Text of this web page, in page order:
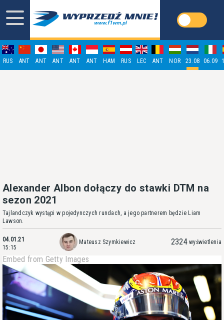
RUS ANT ANT ANT ANT ANT HAM RUS LEC ANT NOR 23.08 06.09
Alexander Albon dołączy do stawki DTM na
sezon 2021
Tajlandczyk wystąpi w pojedynczych rundach, a jego partnerem będzie Liam
Lawson.
04.01.21
15:15
Mateusz Szymkiewicz 2324 wyświetlenia
Embed from Getty Images